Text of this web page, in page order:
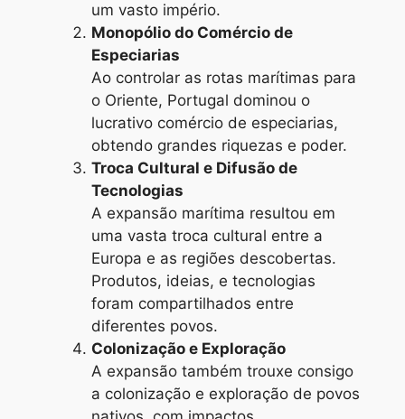
um vasto império.
Monopólio do Comércio de
Especiarias
Ao controlar as rotas marítimas para
o Oriente, Portugal dominou o
lucrativo comércio de especiarias,
obtendo grandes riquezas e poder.
Troca Cultural e Difusão de
Tecnologias
A expansão marítima resultou em
uma vasta troca cultural entre a
Europa e as regiões descobertas.
Produtos, ideias, e tecnologias
foram compartilhados entre
diferentes povos.
Colonização e Exploração
A expansão também trouxe consigo
a colonização e exploração de povos